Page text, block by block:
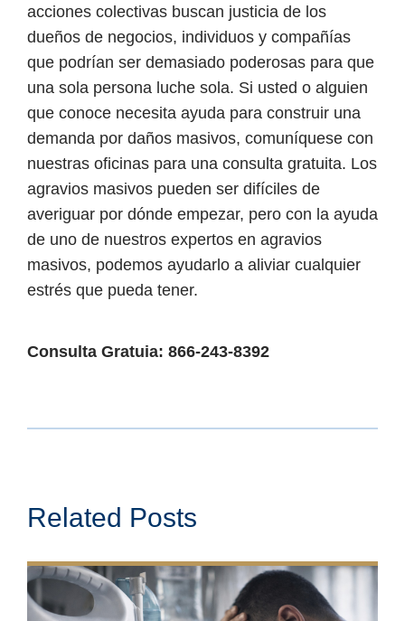
acciones colectivas buscan justicia de los
dueños de negocios, individuos y compañías
que podrían ser demasiado poderosas para que
una sola persona luche sola. Si usted o alguien
que conoce necesita ayuda para construir una
demanda por daños masivos, comuníquese con
nuestras oficinas para una consulta gratuita. Los
agravios masivos pueden ser difíciles de
averiguar por dónde empezar, pero con la ayuda
de uno de nuestros expertos en agravios
masivos, podemos ayudarlo a aliviar cualquier
estrés que pueda tener.
Consulta Gratuia: 866-243-8392
Related Posts